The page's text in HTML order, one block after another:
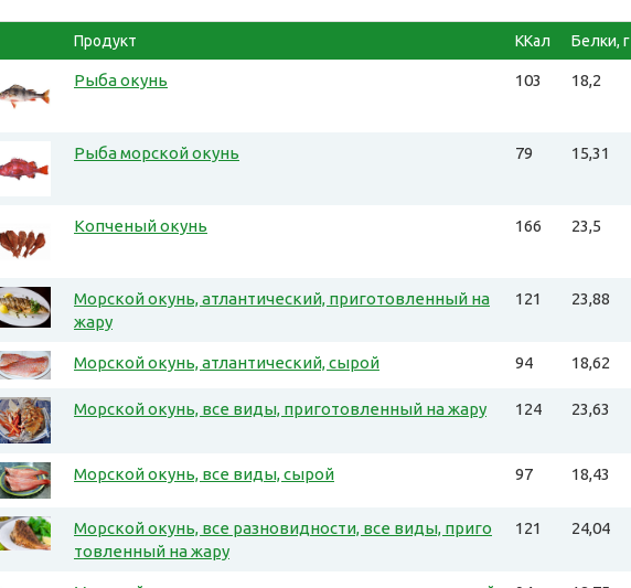
Продукт ККал Белки, г
Рыба окунь 103 18,2
Рыба морской окунь 79 15,31
Копченый окунь 166 23,5
Морской окунь, атлантический, приготовленный на
жару
121 23,88
Морской окунь, атлантический, сырой 94 18,62
Морской окунь, все виды, приготовленный на жару 124 23,63
Морской окунь, все виды, сырой 97 18,43
Морской окунь, все разновидности, все виды, приго
товленный на жару
121 24,04